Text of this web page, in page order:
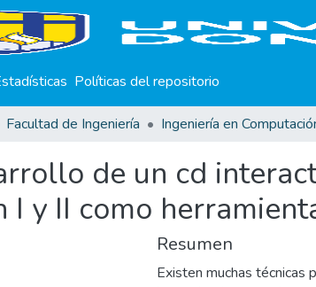
Políticas del repositorio
Facultad de Ingeniería Ingeniería en
de un cd
I y II como
Resumen
Existen muchas técnicas